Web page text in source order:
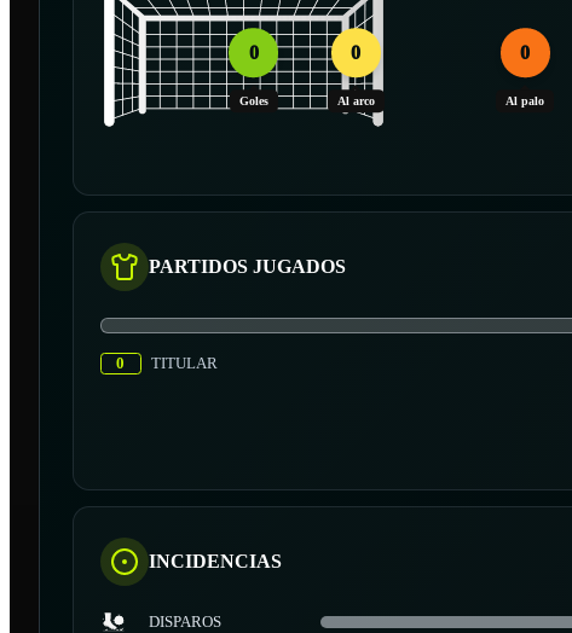
0
Goles
0
Al arco
0
Al palo
PARTIDOS JUGADOS
0 TITULAR
INCIDENCIAS
DISPAROS